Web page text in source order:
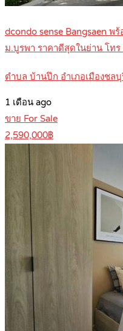
dcondo sense Bangsaen พ
ม.บูรพา ราคาดีสุดในย่าน โท
ตำบล บ้านปึก อำเภอเมืองชล
1 เดือน ago
ขาย For Sale
2,590,000฿